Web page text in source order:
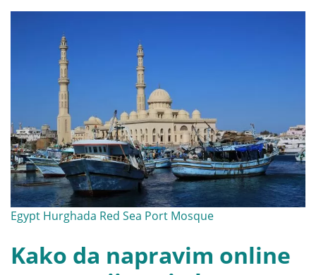
Egypt Hurghada Red Sea Port Mosque
Kako da napravim online